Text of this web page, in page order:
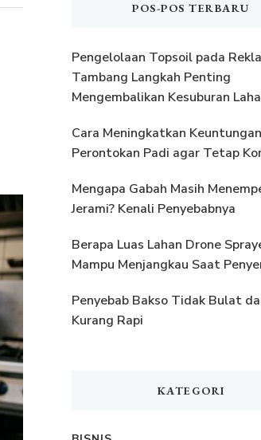
POS-POS TERBARU
Pengelolaan Topsoil pada
Tambang Langkah Penting
Mengembalikan Kesuburan
Cara Meningkatkan
Perontokan Padi agar Tetap
Mengapa Gabah Masih
Jerami? Kenali Penyebabnya
Berapa Luas Lahan Drone
Mampu Menjangkau Saat
Penyebab Bakso Tidak Bulat
Kurang Rapi
KATEGORI